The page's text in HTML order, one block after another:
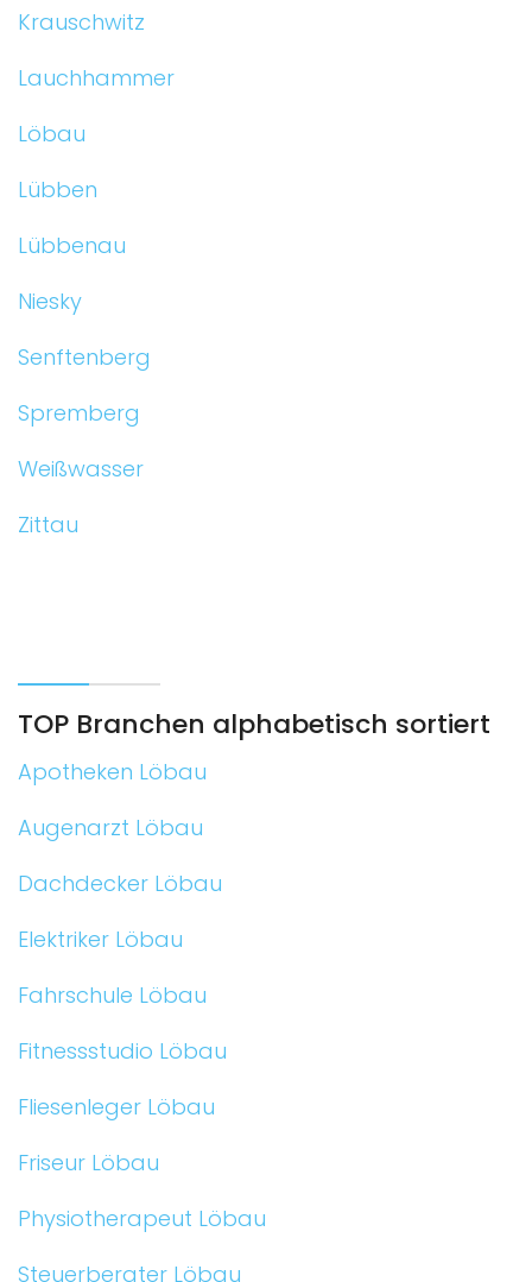
Krauschwitz
Lauchhammer
Löbau
Lübben
Lübbenau
Niesky
Senftenberg
Spremberg
Weißwasser
Zittau
TOP Branchen alphabetisch sortiert
Apotheken Löbau
Augenarzt Löbau
Dachdecker Löbau
Elektriker Löbau
Fahrschule Löbau
Fitnessstudio Löbau
Fliesenleger Löbau
Friseur Löbau
Physiotherapeut Löbau
Steuerberater Löbau